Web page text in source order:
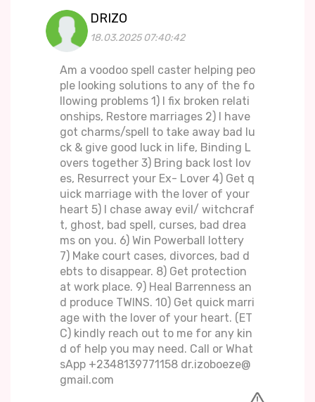
DRIZO
18.03.2025 07:40:42
Am a voodoo spell caster helping peo
ple looking solutions to any of the fo
llowing problems 1) I fix broken relati
onships, Restore marriages 2) I have
got charms/spell to take away bad lu
ck & give good luck in life, Binding L
overs together 3) Bring back lost lov
es, Resurrect your Ex- Lover 4) Get q
uick marriage with the lover of your
heart 5) I chase away evil/ witchcraf
t, ghost, bad spell, curses, bad drea
ms on you. 6) Win Powerball lottery
7) Make court cases, divorces, bad d
ebts to disappear. 8) Get protection
at work place. 9) Heal Barrenness an
d produce TWINS. 10) Get quick marri
age with the lover of your heart. (ET
C) kindly reach out to me for any kin
d of help you may need. Call or What
sApp +2348139771158 dr.izoboeze@
gmail.com